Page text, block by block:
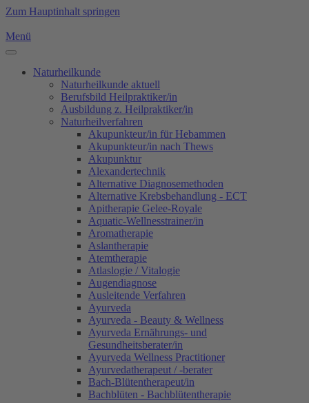
Zum Hauptinhalt springen
Menü
Naturheilkunde
Naturheilkunde aktuell
Berufsbild Heilpraktiker/in
Ausbildung z. Heilpraktiker/in
Naturheilverfahren
Akupunkteur/in für Hebammen
Akupunkteur/in nach Thews
Akupunktur
Alexandertechnik
Alternative Diagnosemethoden
Alternative Krebsbehandlung - ECT
Apitherapie Gelee-Royale
Aquatic-Wellnesstrainer/in
Aromatherapie
Aslantherapie
Atemtherapie
Atlaslogie / Vitalogie
Augendiagnose
Ausleitende Verfahren
Ayurveda
Ayurveda - Beauty & Wellness
Ayurveda Ernährungs- und
Gesundheitsberater/in
Ayurveda Wellness Practitioner
Ayurvedatherapeut / -berater
Bach-Blütentherapeut/in
Bachblüten - Bachblütentherapie